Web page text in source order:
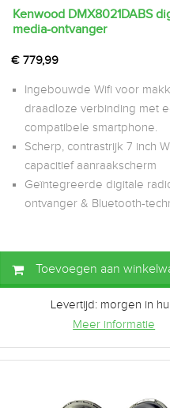
Kenwood DMX8021DABS
media-ontvanger
€ 779,99
Ingebouwde Wifi voor
draadloze verbinding met
compatibele smartphone.
Scherp, contrastrijk 7 inch
capacitief aanraakscherm
Geïntegreerde digitale
ontvanger & Bluetooth-
Toevoegen aan
Levertijd: morgen in
Meer informatie